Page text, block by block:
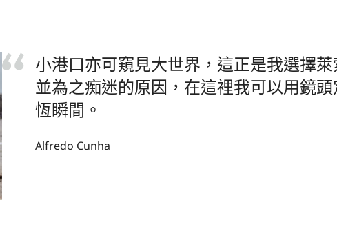
小港口亦可窺見大世界，這正是我選擇
並為之痴迷的原因，在這裡我可以用鏡
恆瞬間。
Alfredo Cunha